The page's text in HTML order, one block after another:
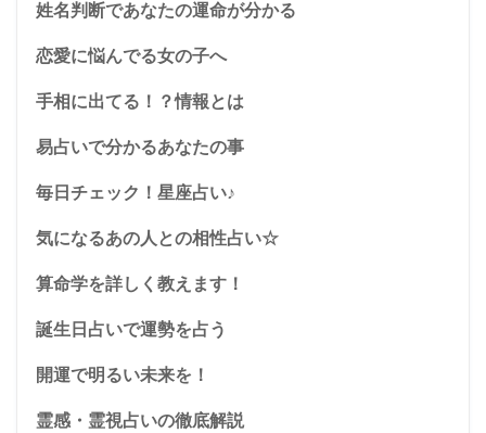
姓名判断であなたの運命が分かる
恋愛に悩んでる女の子へ
手相に出てる！？情報とは
易占いで分かるあなたの事
毎日チェック！星座占い♪
気になるあの人との相性占い☆
算命学を詳しく教えます！
誕生日占いで運勢を占う
開運で明るい未来を！
霊感・霊視占いの徹底解説